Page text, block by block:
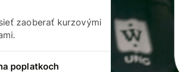
zaoberať kurzovými
poplatkoch